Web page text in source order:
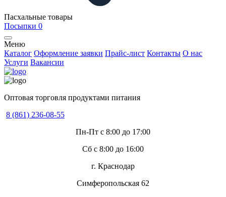
Пасхальные товары
Посыпки 0
Меню
Каталог Оформление заявки Прайс-лист Контакты О нас
Услуги Вакансии
Оптовая торговля продуктами питания
8 (861) 236-08-55
Пн-Пт с 8:00 до 17:00
Сб с 8:00 до 16:00
г. Краснодар
Симферопольская 62